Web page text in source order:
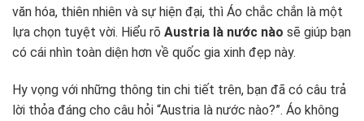
văn hóa, thiên nhiên và sự hiện đại, thì Áo chắc chắn là một
lựa chọn tuyệt vời. Hiểu rõ Austria là nước nào sẽ giúp bạn
có cái nhìn toàn diện hơn về quốc gia xinh đẹp này.
Hy vọng với những thông tin chi tiết trên, bạn đã có câu trả
lời thỏa đáng cho câu hỏi “Austria là nước nào?”. Áo không